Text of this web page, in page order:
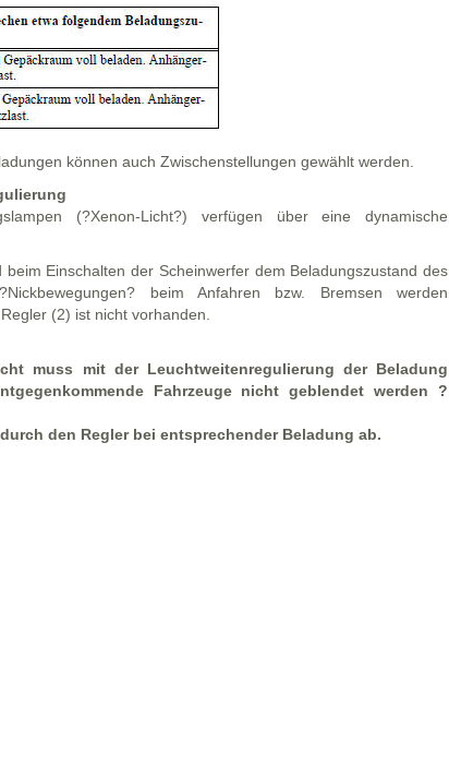
können auch Zwischenstellungen gewählt werden.
(?Xenon-Licht?) verfügen über eine dynamische
Einschalten der Scheinwerfer dem Beladungszustand des
beim Anfahren bzw. Bremsen werden
(2) ist nicht vorhanden.
muss mit der Leuchtweitenregulierung der Beladung
Fahrzeuge nicht geblendet werden ?
den Regler bei entsprechender Beladung ab.